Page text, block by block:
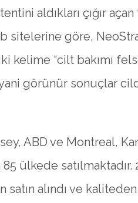
aldıkları çığır
sitelerine göre,
kelime “cilt bakımı
görünür sonuçlar
ABD ve Montreal,
ülkede satılmaktadır.
satın alındı ​​ve